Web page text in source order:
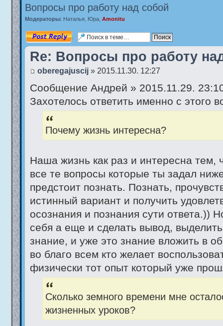
Вопросы про работу над собой
Модераторы: Наталья, Юра, Amonitu
Ответить
Re: Вопросы про работу
oberegajuscij» 2015.11.30. 12:27
Сообщение Андрей » 2015.11.29.
Захотелось ответить именно с этого
Почему жизнь интересна?
Наша жизнь как раз и интересна тем,
все те вопросы которые ты задал
предстоит познать. Познать,
истинный вариант и получить
осознания и познания сути ответа.))
себя а еще и сделать вывод,
знание, и уже это знание вложить в
во благо всем кто желает
физически тот опыт который уже
Сколько земного времени мне
жизненных уроков?